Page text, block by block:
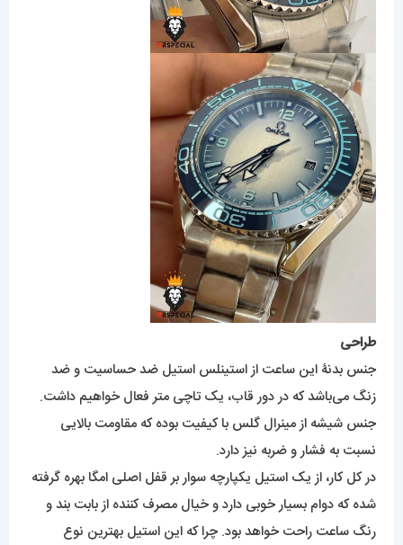
طراحی
جنس بدنۀ این ساعت از استینلس استیل ضد حساسیت و ضد
زنگ می‌باشد که در دور قاب، یک تاچی متر فعال خواهیم داشت.
جنس شیشه از مینرال گلس با کیفیت بوده که مقاومت بالایی
نسبت به فشار و ضربه نیز دارد.
در کل کار، از یک استیل یکپارچه سوار بر قفل اصلی امگا بهره گرفته
شده که دوام بسیار خوبی دارد و خیال مصرف کننده از بابت بند و
رنگ ساعت راحت خواهد بود. چرا که این استیل بهترین نوع